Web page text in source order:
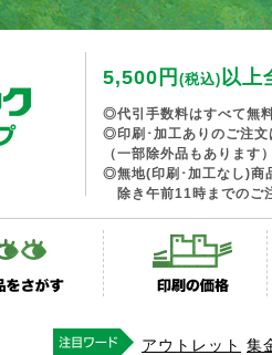
5,500円 (税込)以上
◎代引手数料はすべて無
◎印刷･加工ありのご注文
（一部除外品もあります
◎無地(印刷･加工なし)商
除き午前11時までのご
アウトレット 集